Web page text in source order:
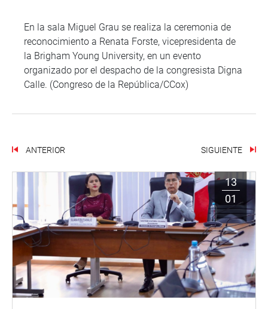
En la sala Miguel Grau se realiza la ceremonia de
reconocimiento a Renata Forste, vicepresidenta de
la Brigham Young University, en un evento
organizado por el despacho de la congresista Digna
Calle. (Congreso de la República/CCox)
ANTERIOR SIGUIENTE
13
01